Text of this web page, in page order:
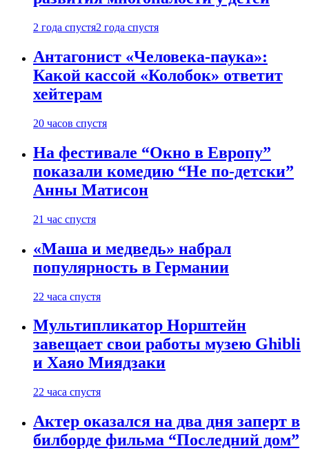
2 года спустя2 года спустя
Антагонист «Человека-паука»:
Какой кассой «Колобок» ответит
хейтерам
20 часов спустя
На фестивале “Окно в Европу”
показали комедию “Не по-детски”
Анны Матисон
21 час спустя
«Маша и медведь» набрал
популярность в Германии
22 часа спустя
Мультипликатор Норштейн
завещает свои работы музею Ghibli
и Хаяо Миядзаки
22 часа спустя
Актер оказался на два дня заперт в
билборде фильма “Последний дом”